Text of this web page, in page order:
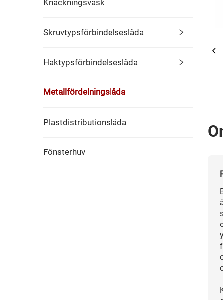
Knackningsväsk
Skruvtypsförbindelseslåda
Haktypsförbindelseslåda
Metallfördelningslåda
Plastdistributionslåda
Fönsterhuv